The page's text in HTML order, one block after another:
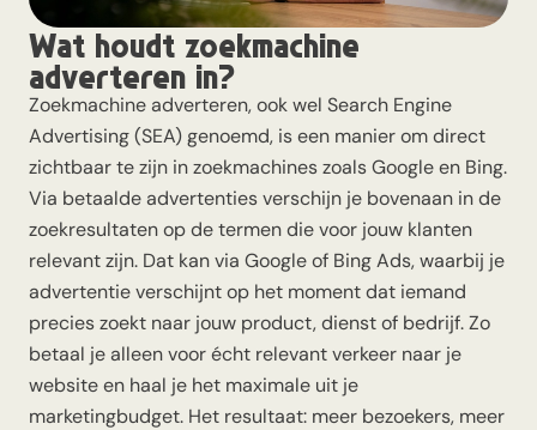
Wat houdt zoekmachine
adverteren in?
Zoekmachine adverteren, ook wel Search Engine
Advertising (SEA) genoemd, is een manier om direct
zichtbaar te zijn in zoekmachines zoals Google en Bing.
Via betaalde advertenties verschijn je bovenaan in de
zoekresultaten op de termen die voor jouw klanten
relevant zijn. Dat kan via Google of Bing Ads, waarbij je
advertentie verschijnt op het moment dat iemand
precies zoekt naar jouw product, dienst of bedrijf. Zo
betaal je alleen voor écht relevant verkeer naar je
website en haal je het maximale uit je
marketingbudget. Het resultaat: meer bezoekers, meer